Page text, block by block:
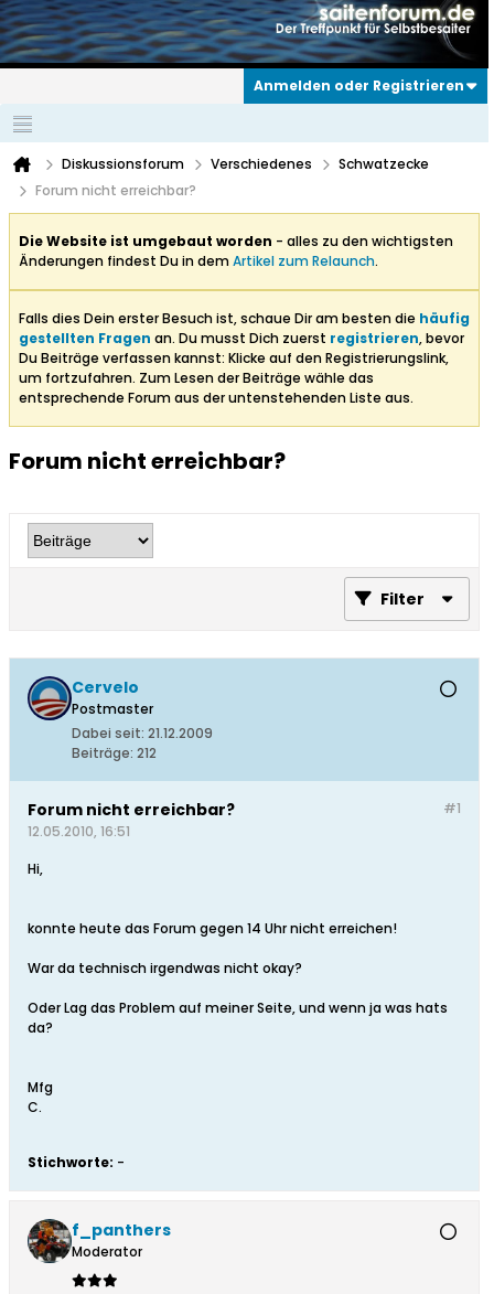
Anmelden oder Registrieren
Diskussionsforum Verschiedenes
Schwatzecke
Forum nicht erreichbar?
Die Website ist umgebaut worden - alles zu den wichtigsten
Änderungen findest Du in demArtikel zum Relaunch.
Falls dies Dein erster Besuch ist, schaue Dir am besten die häufig
gestellten Fragen an. Du musst Dich zuerst registrieren, bevor
Du Beiträge verfassen kannst: Klicke auf den Registrierungslink,
um fortzufahren. Zum Lesen der Beiträge wähle das
entsprechende Forum aus der untenstehenden Liste aus.
Forum nicht erreichbar?
Filter
Cervelo
Postmaster
Dabei seit: 21.12.2009
Beiträge: 212
#1
Forum nicht erreichbar?
12.05.2010, 16:51
Hi,
konnte heute das Forum gegen 14 Uhr nicht erreichen!
War da technisch irgendwas nicht okay?
Oder Lag das Problem auf meiner Seite, und wenn ja was hats
da?
Mfg
C.
Stichworte: -
f_panthers
Moderator